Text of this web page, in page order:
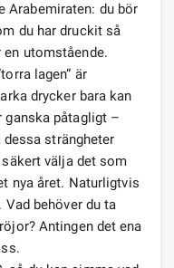
Arabemiraten: du bör
du har druckit så
utomstående.
lagen” är
drycker bara kan
ganska påtagligt –
strängheter
säkert välja det som
nya året. Naturligtvis
behöver du ta
Antingen det ena